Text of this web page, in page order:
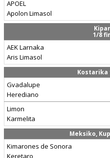
APOEL
Apolon Limasol
1/8
AEK Larnaka
Aris Limasol
Kostarika
Gvadalupe
Herediano
Limon
Karmelita
Meksiko,
Kimarones de Sonora
Keretaro